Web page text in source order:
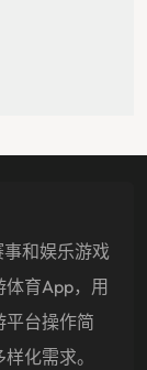
事和娱乐游戏
体育app，用
平台操作简
化需求。